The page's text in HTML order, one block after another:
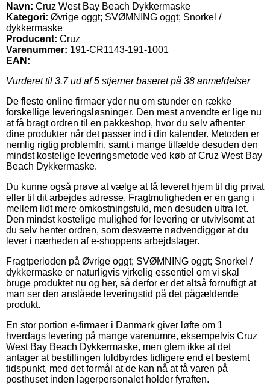
Navn: Cruz West Bay Beach Dykkermaske
Kategori: Øvrige oggt; SVØMNING oggt; Snorkel /
dykkermaske
Producent: Cruz
Varenummer: 191-CR1143-191-1001
EAN:
Vurderet til 3.7ud af 5 stjerner baseret på 38 anmeldelser
De fleste online firmaer yder nu om stunder en række
forskellige leveringsløsninger. Den mest anvendte er lige nu
at få bragt ordren til en pakkeshop, hvor du selv afhenter
dine produkter når det passer ind i din kalender. Metoden er
nemlig rigtig problemfri, samt i mange tilfælde desuden den
mindst kostelige leveringsmetode ved køb af Cruz West Bay
Beach Dykkermaske.
Du kunne også prøve at vælge at få leveret hjem til dig privat
eller til dit arbejdes adresse. Fragtmuligheden er en gang i
mellem lidt mere omkostningsfuld, men desuden ultra let.
Den mindst kostelige mulighed for levering er utvivlsomt at
du selv henter ordren, som desværre nødvendiggør at du
lever i nærheden af e-shoppens arbejdslager.
Fragtperioden på Øvrige oggt; SVØMNING oggt; Snorkel /
dykkermaske er naturligvis virkelig essentiel om vi skal
bruge produktet nu og her, så derfor er det altså fornuftigt at
man ser den anslåede leveringstid på det pågældende
produkt.
En stor portion e-firmaer i Danmark giver løfte om 1
hverdags levering på mange varenumre, eksempelvis Cruz
West Bay Beach Dykkermaske, men glem ikke at det
antager at bestillingen fuldbyrdes tidligere end et bestemt
tidspunkt, med det formål at de kan nå at få varen på
posthuset inden lagerpersonalet holder fyraften.